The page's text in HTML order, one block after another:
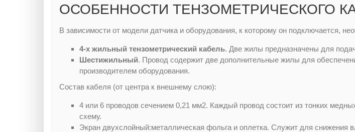
ОСОБЕННОСТИ ТЕНЗОМЕТРИЧЕСКОГО
В зависимости от модели датчика и оборудования, к которому он подключается,
4-х жильный тензометрический кабель. Две жилы предназначены для
Шестижильный. Провод содержит две дополнительные жилы для
производителем оборудования.
Состав кабеля (от центра к внешнему слою):
4 или 6 проводов сечением 0,21 мм2. Каждый провод состоит из тонких
схему.
Экран двухслойный:металлическая фольга и оплетка. Служит для снижения